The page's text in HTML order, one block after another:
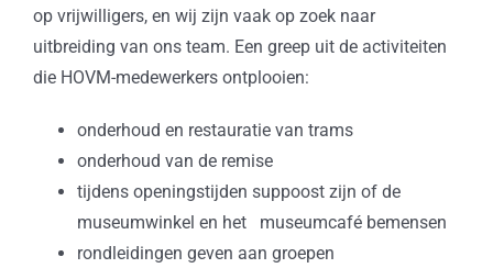
op vrijwilligers, en wij zijn vaak op zoek naar
uitbreiding van ons team. Een greep uit de activiteiten
die HOVM-medewerkers ontplooien:
onderhoud en restauratie van trams
onderhoud van de remise
tijdens openingstijden suppoost zijn of de
museumwinkel en het museumcafé bemensen
rondleidingen geven aan groepen